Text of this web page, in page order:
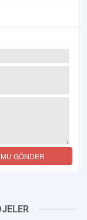
GÖNDER